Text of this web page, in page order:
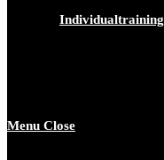
Individualtraining
Menu Close